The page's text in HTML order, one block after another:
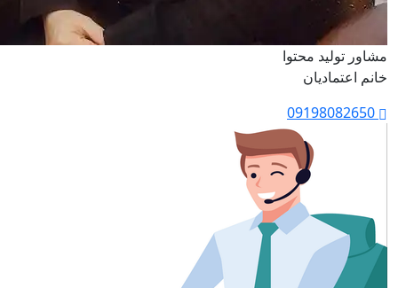
مشاور تولید محتوا
خانم اعتمادیان